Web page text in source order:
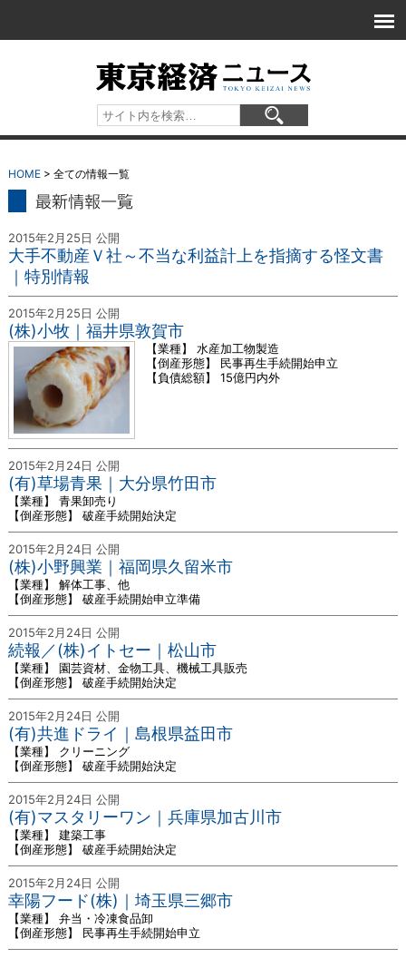
HOME> 全ての情報一覧
2015年2月25日 公開
大手不動産Ｖ社～不当な利益計上を指摘する怪文書
｜特別情報
2015年2月25日 公開
(株)小牧｜福井県敦賀市
【業種】 水産加工物製造
【倒産形態】 民事再生手続開始申立
【負債総額】 15億円内外
2015年2月24日 公開
(有)草場青果｜大分県竹田市
【業種】 青果卸売り
【倒産形態】 破産手続開始決定
2015年2月24日 公開
(株)小野興業｜福岡県久留米市
【業種】 解体工事、他
【倒産形態】 破産手続開始申立準備
2015年2月24日 公開
続報／(株)イトセー｜松山市
【業種】 園芸資材、金物工具、機械工具販売
【倒産形態】 破産手続開始決定
2015年2月24日 公開
(有)共進ドライ｜島根県益田市
【業種】 クリーニング
【倒産形態】 破産手続開始決定
2015年2月24日 公開
(有)マスタリーワン｜兵庫県加古川市
【業種】 建築工事
【倒産形態】 破産手続開始決定
2015年2月24日 公開
幸陽フード(株)｜埼玉県三郷市
【業種】 弁当・冷凍食品卸
【倒産形態】 民事再生手続開始申立